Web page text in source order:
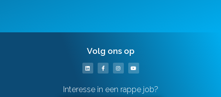
Volg ons op
Interesse in een rappe job?